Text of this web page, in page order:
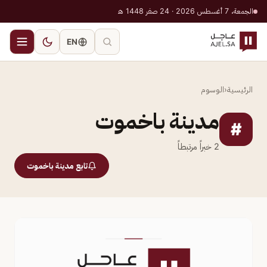
الجمعة، 7 أغسطس 2026 · 24 صفر 1448 هـ
EN
الرئيسية‹الوسوم
# مدينة باخموت
2 خبراً مرتبطاً
تابع مدينة باخموت